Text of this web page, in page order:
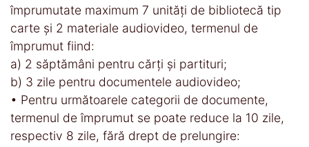
împrumutate maximum 7 unităţi de bibliotecă tip
carte şi 2 materiale audiovideo, termenul de
împrumut fiind:
a) 2 săptămâni pentru cărţi şi partituri;
b) 3 zile pentru documentele audiovideo;
• Pentru următoarele categorii de documente,
termenul de împrumut se poate reduce la 10 zile,
respectiv 8 zile, fără drept de prelungire: